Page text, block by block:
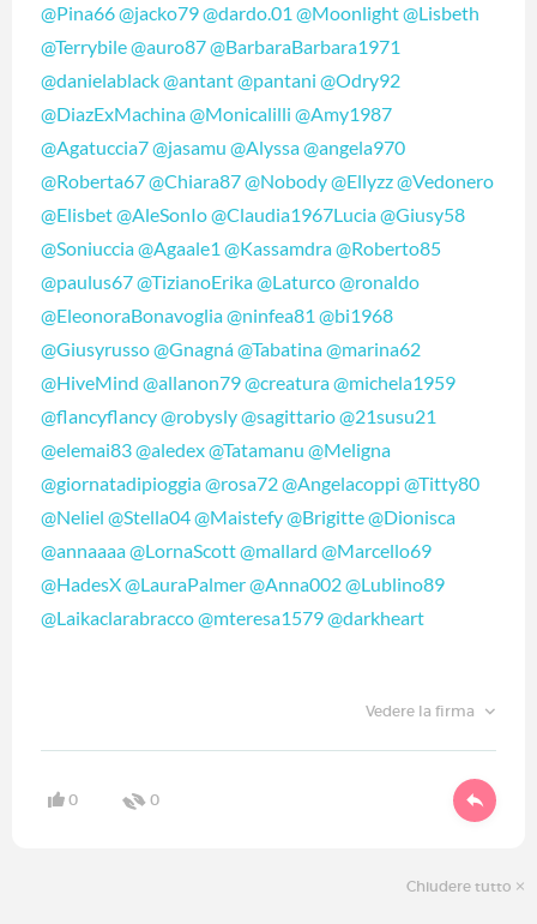
@Pina66@jacko79@dardo.01 @Moonlight@Lisbeth
@Terrybile@auro87@BarbaraBarbara1971
@danielablack@antant@pantani @Odry92
@DiazExMachina@Monicalilli @Amy1987
@Agatuccia7@jasamu @Alyssa@angela970
@Roberta67@Chiara87@Nobody@Ellyzz@Vedonero
@Elisbet@AleSonIo@Claudia1967Lucia@Giusy58
@Soniuccia@Agaale1 @Kassamdra@Roberto85
@paulus67@TizianoErika@Laturco@ronaldo
@EleonoraBonavoglia@ninfea81 @bi1968
@Giusyrusso@Gnagná@Tabatina@marina62
@HiveMind @allanon79@creatura@michela1959
@flancyflancy@robysly@sagittario@21susu21
@elemai83@aledex@Tatamanu @Meligna
@giornatadipioggia@rosa72@Angelacoppi @Titty80
@Neliel @Stella04@Maistefy@Brigitte@Dionisca
@annaaaa@LornaScott@mallard @Marcello69
@HadesX@LauraPalmer@Anna002@Lublino89
@Laikaclarabracco@mteresa1579@darkheart
Vedere la firma
0 0
Chiudere tutto